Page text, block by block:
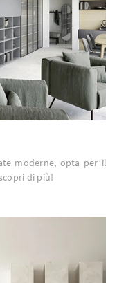
moderne, opta per il
di più!